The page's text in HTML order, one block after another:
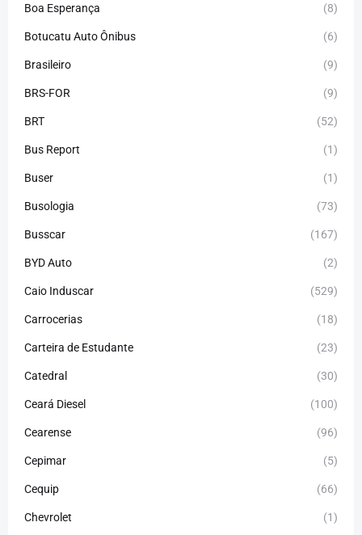
Boa Esperança (8)
Botucatu Auto Ônibus (6)
Brasileiro (9)
BRS-FOR (9)
BRT (52)
Bus Report (1)
Buser (1)
Busologia (73)
Busscar (167)
BYD Auto (2)
Caio Induscar (529)
Carrocerias (18)
Carteira de Estudante (23)
Catedral (30)
Ceará Diesel (100)
Cearense (96)
Cepimar (5)
Cequip (66)
Chevrolet (1)